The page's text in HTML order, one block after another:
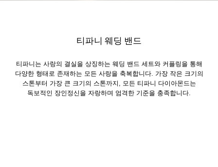
티파니 웨딩 밴드
티파니는 사랑의 결실을 상징하는 웨딩 밴드 세트와 커플링을 통해
다양한 형태로 존재하는 모든 사랑을 축복합니다. 가장 작은 크기의
스톤부터 가장 큰 크기의 스톤까지, 모든 티파니 다이아몬드는
독보적인 장인정신을 자랑하며 엄격한 기준을 충족합니다.